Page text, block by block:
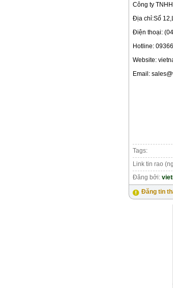
Công ty
Địa chỉ:Số
Điện thoại:
Hotline:
Website:
Email:
Tags:
Link tin rao
Đăng bởi:
Đăng tin